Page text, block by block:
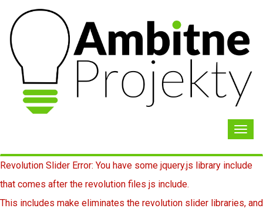
Revolution Slider Error: You have some jquery.js library include
that comes after the revolution files js include.
This includes make eliminates the revolution slider libraries, and